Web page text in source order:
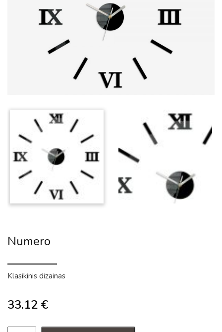
Numero
Klasikinis dizainas
33.12 €